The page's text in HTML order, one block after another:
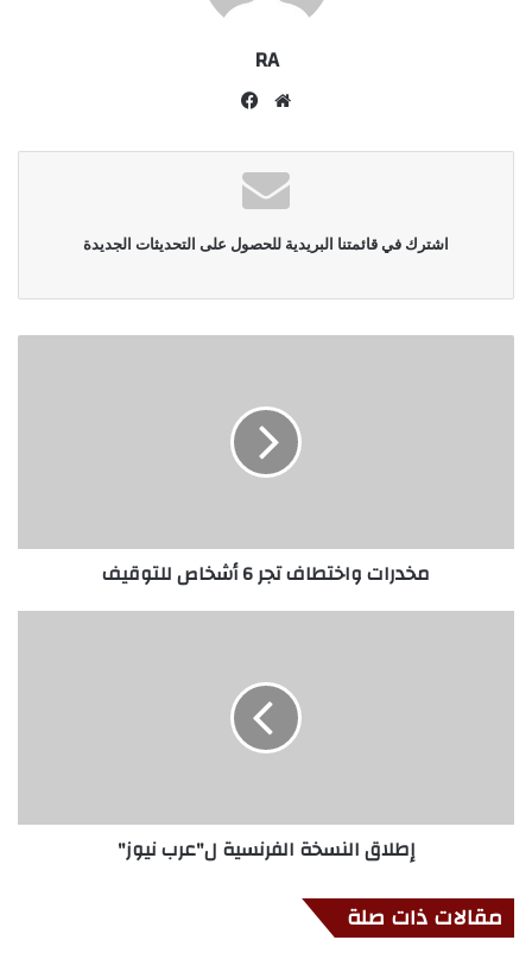
RA
موقع
اشترك في قائمتنا البريدية للحصول على التحديثات الجديدة
مخدرات واختطاف تجر 6 أشخاص للتوقيف
إطلاق النسخة الفرنسية ل"عرب نيوز"
مقالات ذات صلة